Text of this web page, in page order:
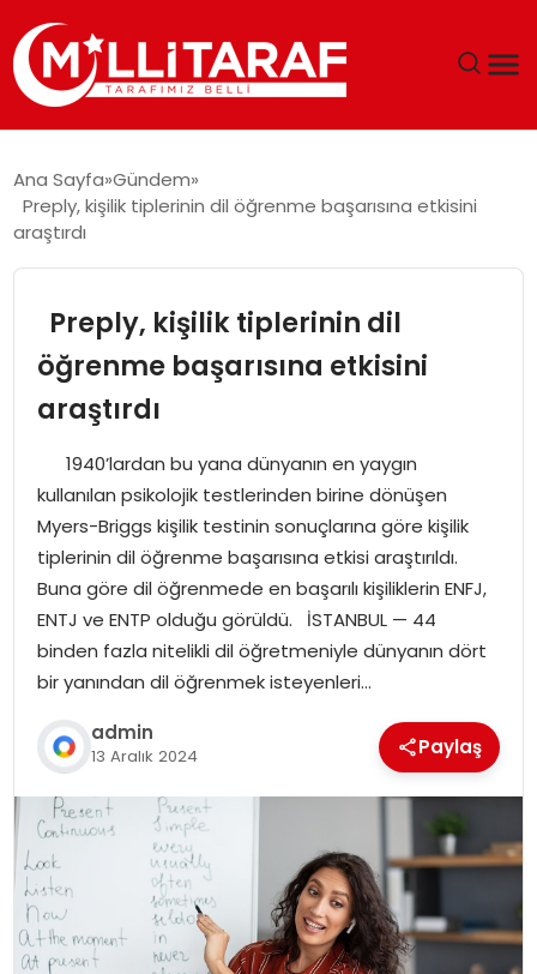
ÖZEL SAYFALAR
EKONOMI
SPOR
SIYASET
MAGAZIN
Ana Sayfa Gündem
Preply, kişilik tiplerinin dil öğrenme başarısına etkisini
araştırdı
Preply, kişilik tiplerinin dil
öğrenme başarısına etkisini
araştırdı
1940’lardan bu yana dünyanın en yaygın
kullanılan psikolojik testlerinden birine dönüşen
Myers-Briggs kişilik testinin sonuçlarına göre kişilik
tiplerinin dil öğrenme başarısına etkisi araştırıldı.
Buna göre dil öğrenmede en başarılı kişiliklerin ENFJ,
ENTJ ve ENTP olduğu görüldü. İSTANBUL — 44
binden fazla nitelikli dil öğretmeniyle dünyanın dört
bir yanından dil öğrenmek isteyenleri…
admin
13 Aralık 2024 Paylaş